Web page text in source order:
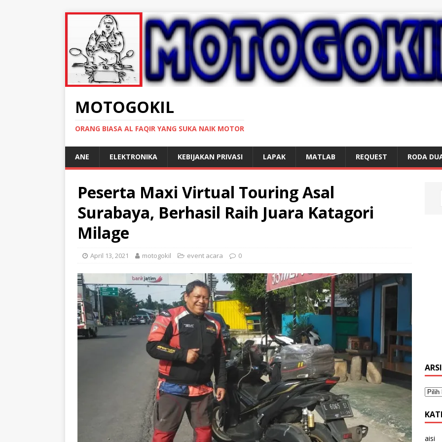
MOTOGOKIL
ORANG BIASA AL FAQIR YANG SUKA NAIK MOTOR
ANE ELEKTRONIKA KEBIJAKAN PRIVASI LAPAK MATLAB REQUEST RODA
Peserta Maxi Virtual Touring Asal
Surabaya, Berhasil Raih Juara Katagori
Milage
April 13, 2021 motogokil event acara 0
aisi